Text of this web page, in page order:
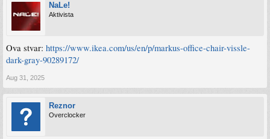
NaLe!
Aktivista
Ova stvar: https://www.ikea.com/us/en/p/markus-office-chair-vissle-
dark-gray-90289172/
Aug 31, 2025
Reznor
Overclocker